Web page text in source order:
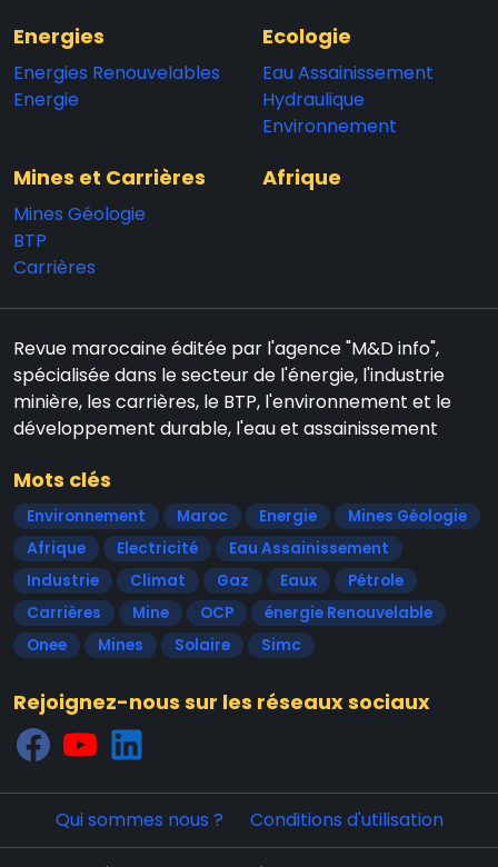
Energies
Energies Renouvelables
Energie
Ecologie
Eau Assainissement
Hydraulique
Environnement
Mines et Carrières
Mines Géologie
BTP
Carrières
Afrique
Revue marocaine éditée par l'agence "M&D info",
spécialisée dans le secteur de l'énergie, l'industrie
minière, les carrières, le BTP, l'environnement et le
développement durable, l'eau et assainissement
Mots clés
Environnement Maroc Energie
Mines Géologie
Afrique
Electricité
Eau Assainissement
Industrie
Climat Gaz Eaux
Pétrole
Carrières
Mine OCP
énergie Renouvelable
Onee
Mines Solaire Simc
Rejoignez-nous sur les réseaux sociaux
Qui sommes nous ? Conditions d'utilisation